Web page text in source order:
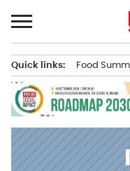
al
contenuto
principale
Quick links: Food